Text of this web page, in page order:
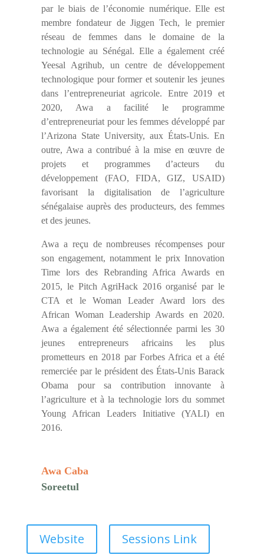
par le biais de l’économie numérique. Elle est
membre fondateur de Jiggen Tech, le premier
réseau de femmes dans le domaine de la
technologie au Sénégal. Elle a également créé
Yeesal Agrihub, un centre de développement
technologique pour former et soutenir les jeunes
dans l’entrepreneuriat agricole. Entre 2019 et
2020, Awa a facilité le programme
d’entrepreneuriat pour les femmes développé par
l’Arizona State University, aux États-Unis. En
outre, Awa a contribué à la mise en œuvre de
projets et programmes d’acteurs du
développement (FAO, FIDA, GIZ, USAID)
favorisant la digitalisation de l’agriculture
sénégalaise auprès des producteurs, des femmes
et des jeunes.
Awa a reçu de nombreuses récompenses pour
son engagement, notamment le prix Innovation
Time lors des Rebranding Africa Awards en
2015, le Pitch AgriHack 2016 organisé par le
CTA et le Woman Leader Award lors des
African Woman Leadership Awards en 2020.
Awa a également été sélectionnée parmi les 30
jeunes entrepreneurs africains les plus
prometteurs en 2018 par Forbes Africa et a été
remerciée par le président des États-Unis Barack
Obama pour sa contribution innovante à
l’agriculture et à la technologie lors du sommet
Young African Leaders Initiative (YALI) en
2016.
Awa Caba
Soreetul
Website Sessions Link